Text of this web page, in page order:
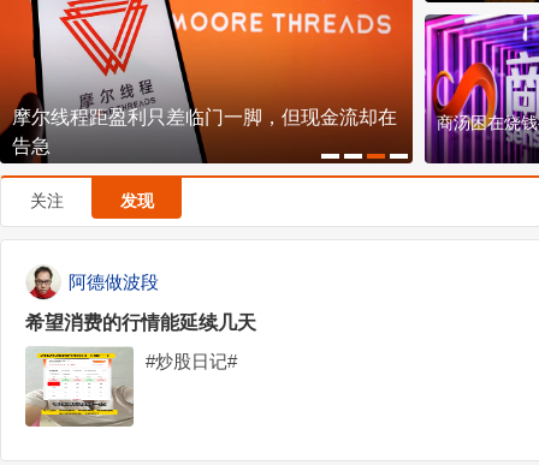
摩尔线程距盈利只差临门一脚，但现金流却在
告急
德赛电池走
高级组装厂
商汤困在烧
关注 发现
阿德做波段
希望消费的行情能延续几天
#炒股日记#